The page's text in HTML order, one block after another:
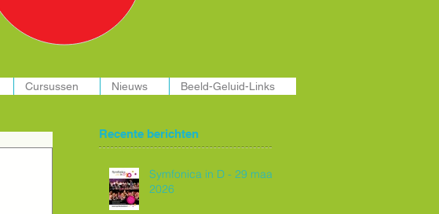
Cursussen Nieuws Beeld-Geluid-Links
Recente berichten
Symfonica in D - 29 maart
2026